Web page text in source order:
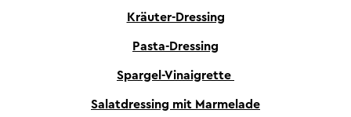
Kräuter-Dressing
Pasta-Dressing
Spargel-Vinaigrette
Salatdressing mit Marmelade